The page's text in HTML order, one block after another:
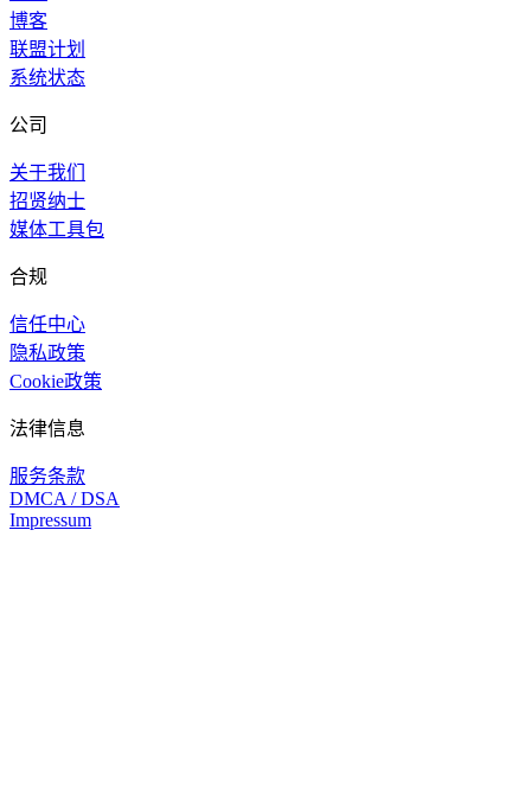
博客
联盟计划
系统状态
公司
关于我们
招贤纳士
媒体工具包
合规
信任中心
隐私政策
Cookie政策
法律信息
服务条款
DMCA / DSA
Impressum